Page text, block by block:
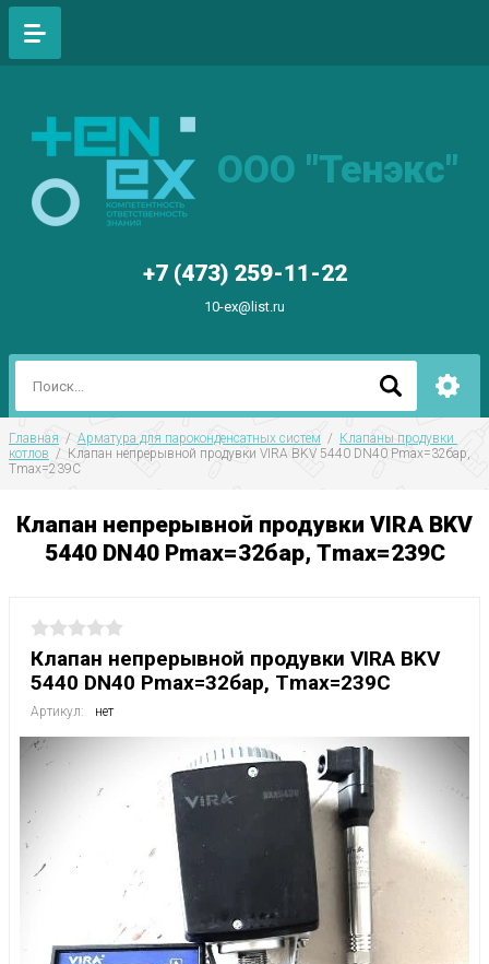
ООО "Тенэкс"
+7 (473) 259-11-22
10-ex@list.ru
Главная
  /
Арматура для пароконденсатных систем
  /
Клапаны продувки
котлов
  /  Клапан непрерывной продувки VIRA BKV 5440 DN40 Рmax=32бар,
Тmax=239C
Клапан непрерывной продувки VIRA BKV
5440 DN40 Рmax=32бар, Тmax=239C
Клапан непрерывной продувки VIRA BKV
5440 DN40 Рmax=32бар, Тmax=239C
Артикул: нет